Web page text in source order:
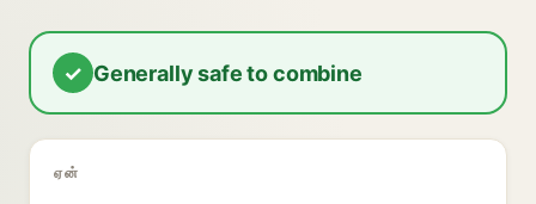
✓ Generally safe to combine
ஏன்